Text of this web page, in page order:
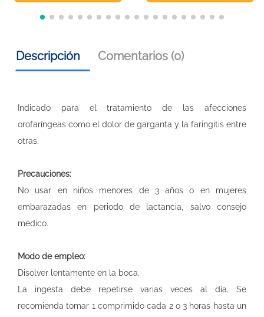
Descripción Comentarios (0)
Indicado para el tratamiento de las afecciones
orofaríngeas como el dolor de garganta y la faringitis entre
otras.
Precauciones:
No usar en niños menores de 3 años o en mujeres
embarazadas en periodo de lactancia, salvo consejo
médico.
Modo de empleo:
Disolver lentamente en la boca.
La ingesta debe repetirse varias veces al día. Se
recomienda tomar 1 comprimido cada 2 o 3 horas hasta un